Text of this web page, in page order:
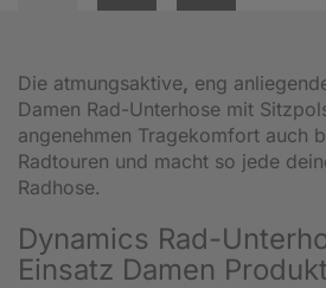
Die atmungsaktive, eng
Damen Rad-Unterhose mit
angenehmen Tragekomfort auch
Radtouren und macht so jede
Radhose.
Dynamics Rad-
Einsatz Damen